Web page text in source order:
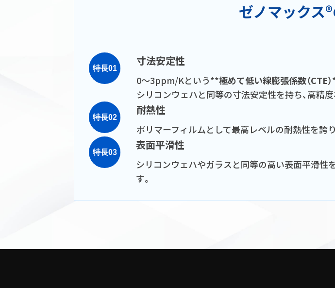
ゼノマックス
特長01
寸法安定性
0～3ppm/Kという**極めて低い線膨張係数（CTE）
シリコンウェハと同等の寸法安定性を持ち、高精
特長02
耐熱性
ポリマーフィルムとして最高レベルの耐熱性を誇
特長03
表面平滑性
シリコンウェハやガラスと同等の高い表面平滑性
す。